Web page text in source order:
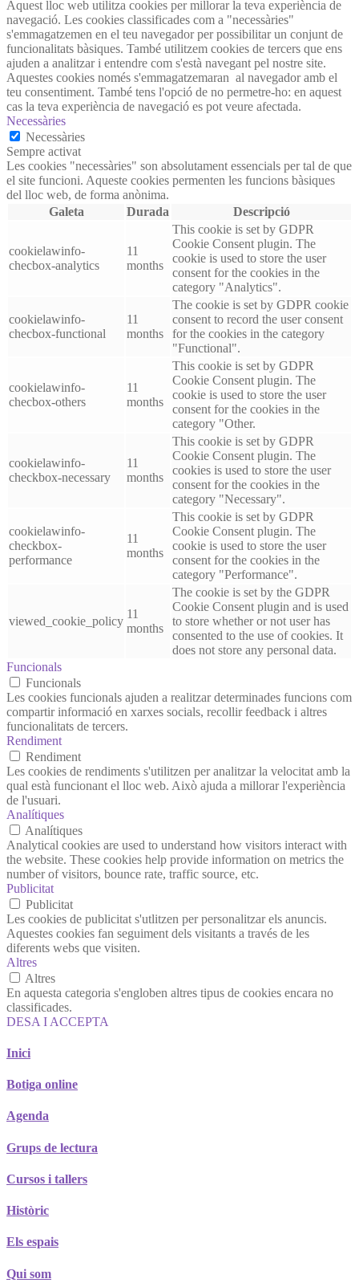
Aquest lloc web utilitza cookies per millorar la teva experiència de
navegació. Les cookies classificades com a "necessàries"
s'emmagatzemen en el teu navegador per possibilitar un conjunt de
funcionalitats bàsiques. També utilitzem cookies de tercers que ens
ajuden a analitzar i entendre com s'està navegant pel nostre site.
Aquestes cookies només s'emmagatzemaran al navegador amb el
teu consentiment. També tens l'opció de no permetre-ho: en aquest
cas la teva experiència de navegació es pot veure afectada.
Necessàries
Necessàries
Sempre activat
Les cookies "necessàries" son absolutament essencials per tal de que
el site funcioni. Aqueste cookies permenten les funcions bàsiques
del lloc web, de forma anònima.
Galeta
Durada Descripció
cookielawinfo-
checbox-analytics
11
months
This cookie is set by GDPR
Cookie Consent plugin. The
cookie is used to store the user
consent for the cookies in the
category "Analytics".
cookielawinfo-
checbox-functional
11
months
The cookie is set by GDPR cookie
consent to record the user consent
for the cookies in the category
"Functional".
cookielawinfo-
checbox-others
11
months
This cookie is set by GDPR
Cookie Consent plugin. The
cookie is used to store the user
consent for the cookies in the
category "Other.
cookielawinfo-
checkbox-necessary
11
months
This cookie is set by GDPR
Cookie Consent plugin. The
cookies is used to store the user
consent for the cookies in the
category "Necessary".
cookielawinfo-
checkbox-
performance
11
months
This cookie is set by GDPR
Cookie Consent plugin. The
cookie is used to store the user
consent for the cookies in the
category "Performance".
viewed_cookie_policy
11
months
The cookie is set by the GDPR
Cookie Consent plugin and is used
to store whether or not user has
consented to the use of cookies. It
does not store any personal data.
Funcionals
Funcionals
Les cookies funcionals ajuden a realitzar determinades funcions com
compartir informació en xarxes socials, recollir feedback i altres
funcionalitats de tercers.
Rendiment
Rendiment
Les cookies de rendiments s'utilitzen per analitzar la velocitat amb la
qual està funcionant el lloc web. Això ajuda a millorar l'experiència
de l'usuari.
Analítiques
Analítiques
Analytical cookies are used to understand how visitors interact with
the website. These cookies help provide information on metrics the
number of visitors, bounce rate, traffic source, etc.
Publicitat
Publicitat
Les cookies de publicitat s'utlitzen per personalitzar els anuncis.
Aquestes cookies fan seguiment dels visitants a través de les
diferents webs que visiten.
Altres
Altres
En aquesta categoria s'engloben altres tipus de cookies encara no
classificades.
DESA I ACCEPTA
Inici
Botiga online
Agenda
Grups de lectura
Cursos i tallers
Històric
Els espais
Qui som